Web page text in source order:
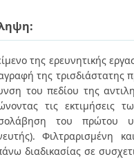
της ερευνητικής
της τρισδιάστατης
του πεδίου της
τις εκτιμήσεις
του πρώτου
Φιλτραρισμένη
διαδικασίας σε